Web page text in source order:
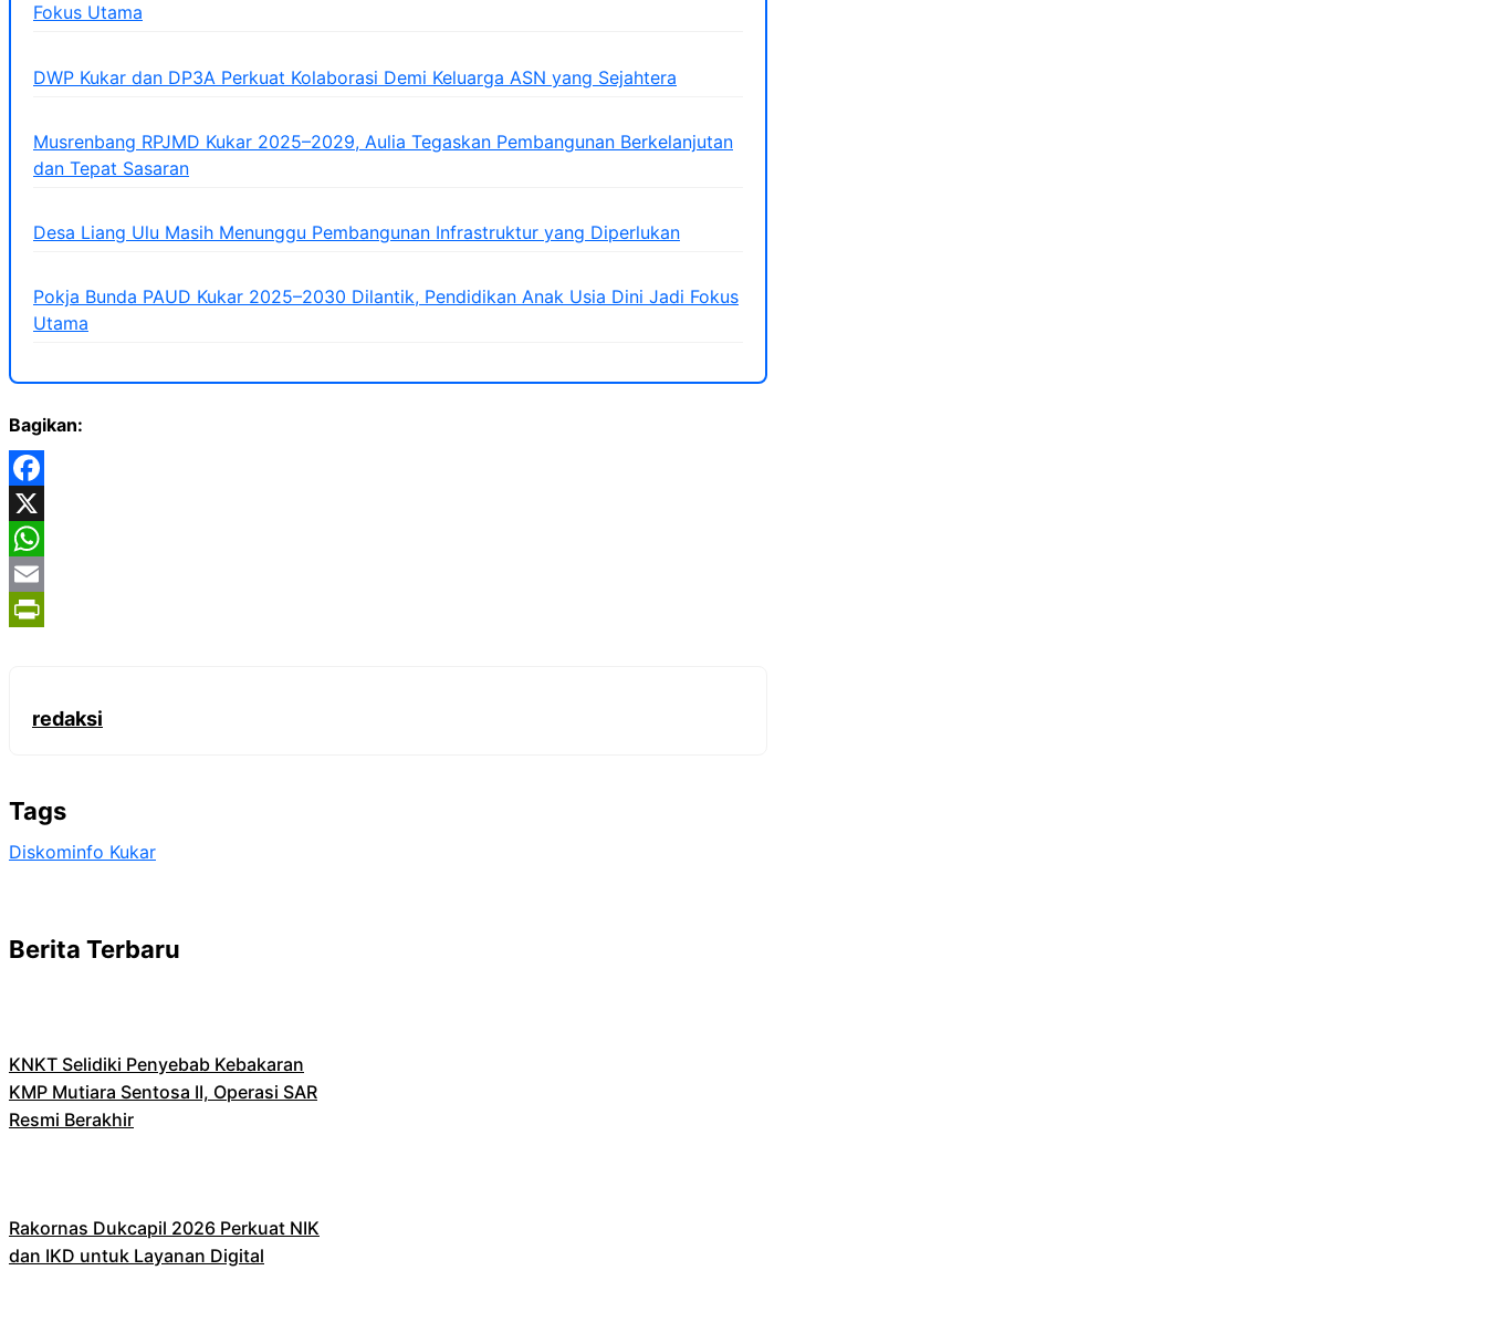
Fokus Utama
DWP Kukar dan DP3A Perkuat Kolaborasi Demi Keluarga ASN yang Sejahtera
Musrenbang RPJMD Kukar 2025–2029, Aulia Tegaskan Pembangunan Berkelanjutan
dan Tepat Sasaran
Desa Liang Ulu Masih Menunggu Pembangunan Infrastruktur yang Diperlukan
Pokja Bunda PAUD Kukar 2025–2030 Dilantik, Pendidikan Anak Usia Dini Jadi Fokus
Utama
Bagikan:
Facebook
X
WhatsApp
Email
redaksi
Tags
Diskominfo Kukar
Berita Terbaru
KNKT Selidiki Penyebab Kebakaran
KMP Mutiara Sentosa II, Operasi SAR
Resmi Berakhir
Rakornas Dukcapil 2026 Perkuat NIK
dan IKD untuk Layanan Digital